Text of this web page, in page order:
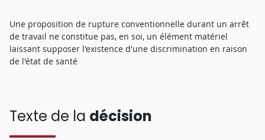
Une proposition de rupture conventionnelle durant un arrêt
de travail ne constitue pas, en soi, un élément matériel
laissant supposer l'existence d'une discrimination en raison
de l'état de santé
Texte de la décision